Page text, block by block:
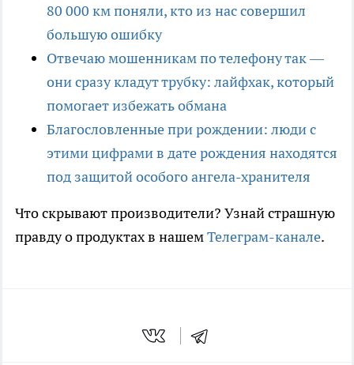
80 000 км поняли, кто из нас совершил
большую ошибку
Отвечаю мошенникам по телефону так —
они сразу кладут трубку: лайфхак, который
помогает избежать обмана
Благословленные при рождении: люди с
этими цифрами в дате рождения находятся
под защитой особого ангела-хранителя
Что скрывают производители? Узнай страшную
правду о продуктах в нашемТелеграм-канале.